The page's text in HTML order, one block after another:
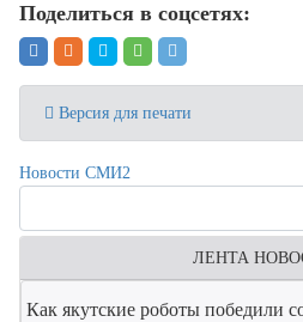
Поделиться в соцсетях:
Версия для печати
Новости СМИ2
ЛЕНТА
Как якутские роботы победили